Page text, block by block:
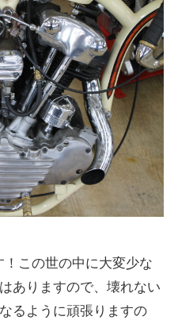
この世の中に大変少な
ありますので、壊れない
るように頑張りますの